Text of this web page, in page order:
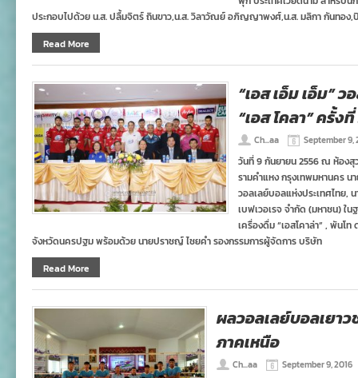
ประกอบไปด้วย น.ส. ปลื้มจิตร์ ถินขาว,น.ส. วิลาวัณย์ อภิญญาพงศ์,น.ส. มลิกา กันทอง,
Read More
“เอส เอ็ม เอ็ม”
“เอส โคลา” ครั้งที่
Ch...aa September 9,
วันที่ 9 กันยายน 2556 ณ ห้องสุ
รามคำแหง กรุงเทพมหานคร น
วอลเลย์บอลแห่งประเทศไทย,
เบฟเวอเรจ จำกัด (มหาชน) ใ
เครื่องดื่ม “เอสโคาล่า” , พัน
จังหวัดนครปฐม พร้อมด้วย นายปราชญ์ ไชยคำ รองกรรมการผู้จัดการ บริษัท
Read More
ผลวอลเลย์บอลเยา
ภาคเหนือ
Ch...aa September 9, 2016